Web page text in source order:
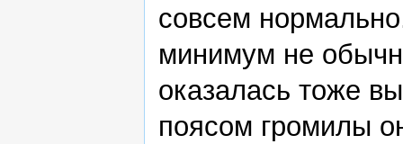
совсем
минимум не
оказалась тоже
поясом громилы